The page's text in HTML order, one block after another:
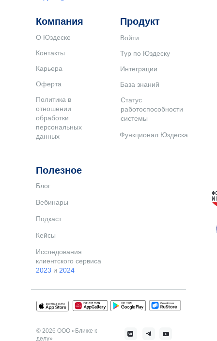
© 2026 ООО «Ближе к
делу»
Компания
О Юздеске
Контакты
Карьера
Оферта
Политика в
отношении
обработки
персональных
данных
Войти
Тур по Юздеску
Интеграции
Продукт
База знаний
Статус
работоспособности
системы
Функционал Юздеска
Подкаст
Кейсы
Полезное
Блог
Вебинары
Исследования
клиентского сервиса
2023 и 2024